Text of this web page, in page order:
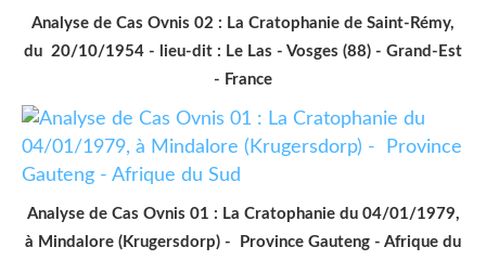
Analyse de Cas Ovnis 02 : La Cratophanie de Saint-Rémy,
du 20/10/1954 - lieu-dit : Le Las - Vosges (88) - Grand-Est
- France
Analyse de Cas Ovnis 01 : La Cratophanie du 04/01/1979,
à Mindalore (Krugersdorp) - Province Gauteng - Afrique du